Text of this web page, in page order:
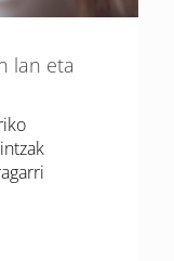
lan eta